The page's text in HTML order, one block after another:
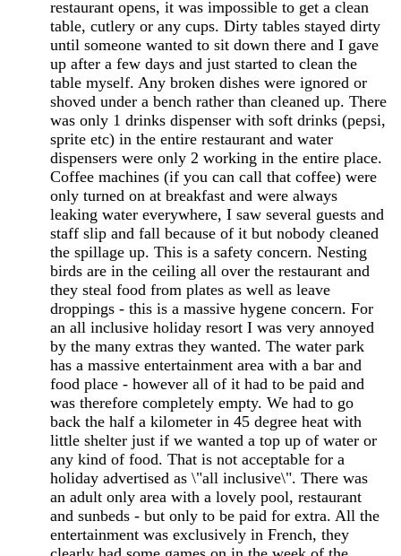
restaurant opens, it was impossible to get a clean
table, cutlery or any cups. Dirty tables stayed dirty
until someone wanted to sit down there and I gave
up after a few days and just started to clean the
table myself. Any broken dishes were ignored or
shoved under a bench rather than cleaned up. There
was only 1 drinks dispenser with soft drinks (pepsi,
sprite etc) in the entire restaurant and water
dispensers were only 2 working in the entire place.
Coffee machines (if you can call that coffee) were
only turned on at breakfast and were always
leaking water everywhere, I saw several guests and
staff slip and fall because of it but nobody cleaned
the spillage up. This is a safety concern. Nesting
birds are in the ceiling all over the restaurant and
they steal food from plates as well as leave
droppings - this is a massive hygene concern. For
an all inclusive holiday resort I was very annoyed
by the many extras they wanted. The water park
has a massive entertainment area with a bar and
food place - however all of it had to be paid and
was therefore completely empty. We had to go
back the half a kilometer in 45 degree heat with
little shelter just if we wanted a top up of water or
any kind of food. That is not acceptable for a
holiday advertised as \"all inclusive\". There was
an adult only area with a lovely pool, restaurant
and sunbeds - but only to be paid for extra. All the
entertainment was exclusively in French, they